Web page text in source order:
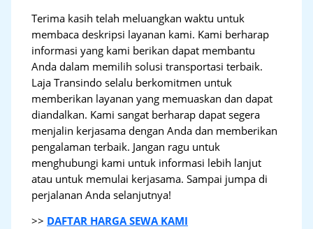
Terima kasih telah meluangkan waktu untuk
membaca deskripsi layanan kami. Kami berharap
informasi yang kami berikan dapat membantu
Anda dalam memilih solusi transportasi terbaik.
Laja Transindo selalu berkomitmen untuk
memberikan layanan yang memuaskan dan dapat
diandalkan. Kami sangat berharap dapat segera
menjalin kerjasama dengan Anda dan memberikan
pengalaman terbaik. Jangan ragu untuk
menghubungi kami untuk informasi lebih lanjut
atau untuk memulai kerjasama. Sampai jumpa di
perjalanan Anda selanjutnya!
>> DAFTAR HARGA SEWA KAMI